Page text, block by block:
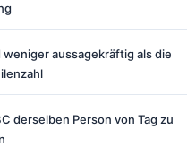
weniger aussagekräftig als die
derselben Person von Tag zu